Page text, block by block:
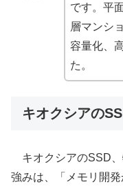
です。平
層マンシ
容量化、
た。
キオクシアの
キオクシアのSSD、
強みは、「メモリ開